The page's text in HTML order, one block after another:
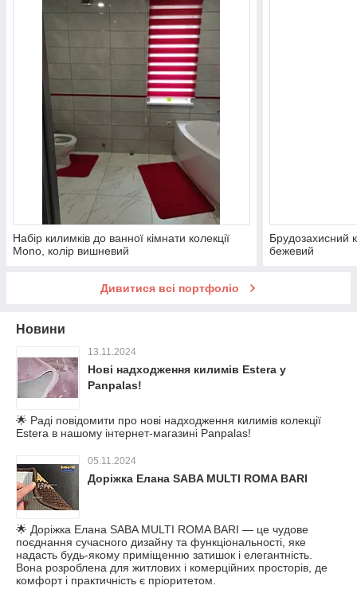
Набір килимків до ванної кімнати колекції
Mono, колір вишневий
Брудозахисний
бежевий
Дивитися всі портфоліо
Новини
13.11.2024
Нові надходження килимів Estera у
Panpalas!
🌟 Раді повідомити про нові надходження килимів колекції
Estera в нашому інтернет-магазині Panpalas!
05.11.2024
Доріжка Елана SABA MULTI ROMA BARI
🌟 Доріжка Елана SABA MULTI ROMA BARI — це чудове
поєднання сучасного дизайну та функціональності, яке
надасть будь-якому приміщенню затишок і елегантність.
Вона розроблена для житлових і комерційних просторів, де
комфорт і практичність є пріоритетом.